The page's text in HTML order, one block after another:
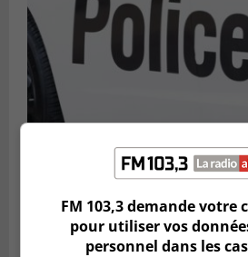
La grenade du camping
inoffensive
FM 103,3 demande votre
pour utiliser vos
personnel dans les